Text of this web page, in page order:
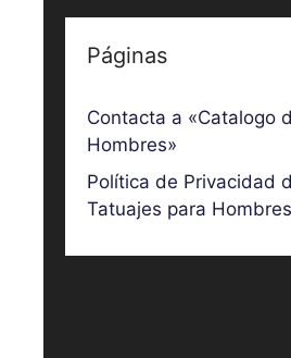
Páginas
Contacta a «Catalogo
Hombres»
Política de Privacidad
Tatuajes para